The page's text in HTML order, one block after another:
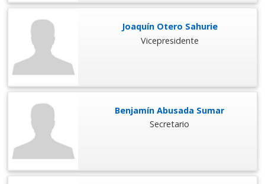
Joaquín Otero Sahurie
Vicepresidente
Benjamín Abusada Sumar
Secretario